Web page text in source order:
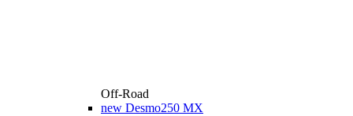
Off-Road
new Desmo250 MX